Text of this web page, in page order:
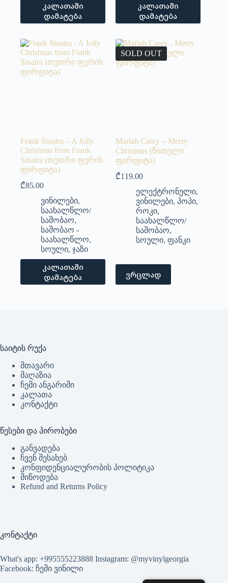
კალათაში
დამატება
კალათაში
დამატება
Frank Sinatra – A Jolly
Christmas from Frank
Sinatra (თეთრი ფერის
ფირფიტა)
₾85.00
ვინილები,
საახალწლო/
საშობაო,
საშობაო -
საახალწლო,
სოული, ჯაზი
კალათაში
დამატება
SOLD OUT
Mariah Carey – Merry
Christmas (წითელი
ფირფიტა)
₾119.00
ელექტრონული,
ვინილები,პოპი,
როკი,
საახალწლო/
საშობაო,
სოული,ფანკი
ვრცლად
საიტის რუქა
მთავარი
მაღაზია
ჩემი ანგარიში
კალათა
კონტაქტი
წესები და პირობები
განვადება
ჩვენ შესახებ
კონფიდენციალურობის პოლიტიკა
მიწოდება
Refund and Returns Policy
კონტაქტი
What's app: +995555223888 Instagram: @myvinylgeorgia
Facebook: ჩემი ვინილი